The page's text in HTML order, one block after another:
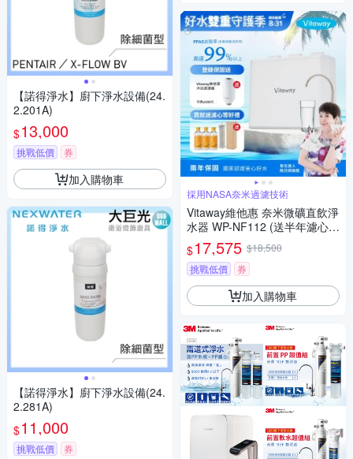
【諾得淨水】廚下淨水設備(24.
2.201A)
$13,000
挑戰低價 券
加入購物車
【諾得淨水】廚下淨水設備(24.
2.281A)
$11,000
挑戰低價 券
採用NASA奈米過濾技術
Vitaway維他惠 奈米微礦直飲淨
水器 WP-NF112 (送半年濾心
+去污粉3罐)
$17,575 $18,500
挑戰低價
券
加入購物車